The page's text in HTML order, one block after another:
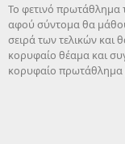
To φετινό πρωτάθλημα
αφού σύντομα θα
σειρά των τελικών και
κορυφαίο θέαμα και
κορυφαίο πρωτάθλημα